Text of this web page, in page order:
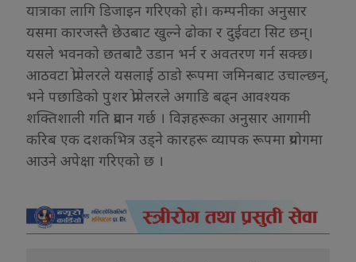
यात्राका लागि डिजाइन गरिएको हो। कम्पनीका अनुसार
यसमा कारजस्तै छेउबाट खुल्ने ढोका र दुईवटा सिट छन्।
यसले भवनको छतबाटै उडान भर्न र अवतरण गर्न सक्छ।
आठवटा प्रोपेलरले यसलाई ठाडो रूपमा जमिनबाट उचाल्छन्,
भने पछाडिको पुशर प्रोपेलरले अगाडि बढ्न आवश्यक
शक्तिशाली गति प्रदान गर्छ । विज्ञहरूका अनुसार आगामी
करिब एक दशकभित्र उड्ने कारहरू व्यापक रूपमा प्रयोगमा
आउने अपेक्षा गरिएको छ ।